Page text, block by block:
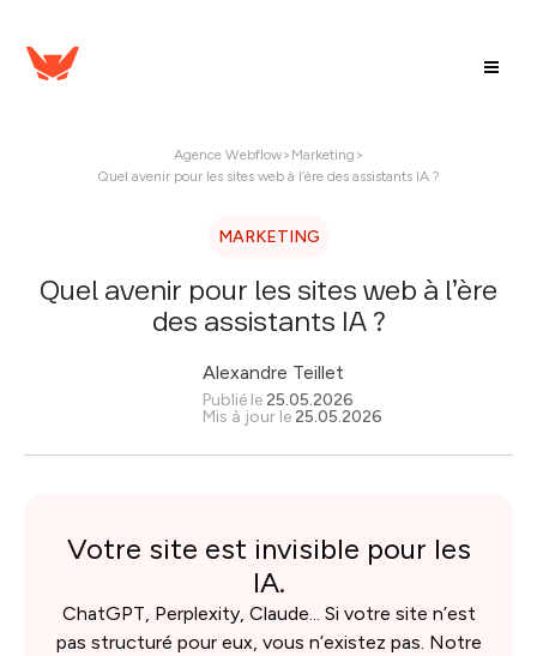
Agence Webflow> Marketing >
Quel avenir pour les sites web à l’ère des assistants IA ?
MARKETING
Quel avenir pour les sites web à l’ère
des assistants IA ?
Alexandre Teillet
Publié le 25.05.2026
Mis à jour le 25.05.2026
Votre site est invisible pour les
IA.
ChatGPT, Perplexity, Claude... Si votre site n’est
pas structuré pour eux, vous n’existez pas. Notre